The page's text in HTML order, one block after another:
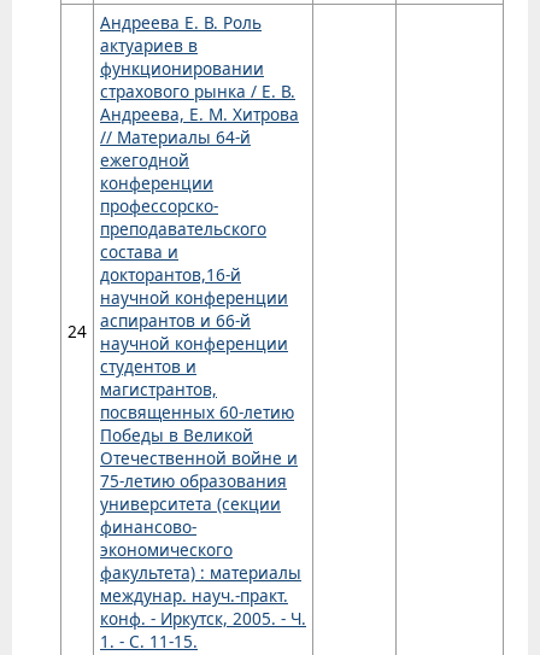
24
Андреева Е. В. Роль
актуариев в
функционировании
страхового рынка / Е. В.
Андреева, Е. М. Хитрова
// Материалы 64-й
ежегодной
конференции
профессорско-
преподавательского
состава и
докторантов,16-й
научной конференции
аспирантов и 66-й
научной конференции
студентов и
магистрантов,
посвященных 60-летию
Победы в Великой
Отечественной войне и
75-летию образования
университета (секции
финансово-
экономического
факультета) : материалы
междунар. науч.-практ.
конф. - Иркутск, 2005. - Ч.
1. - С. 11-15.